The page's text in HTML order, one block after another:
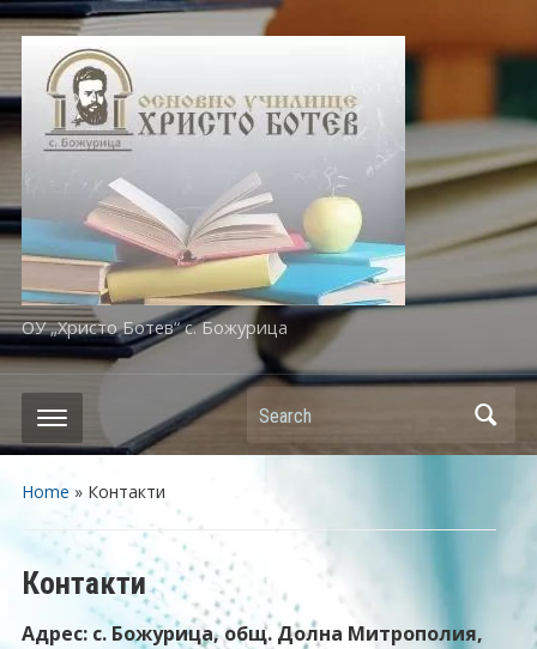
ОУ „Христо Ботев“ с. Божурица
Search
Home » Контакти
Контакти
Адрес: с. Божурица, общ. Долна Митрополия,